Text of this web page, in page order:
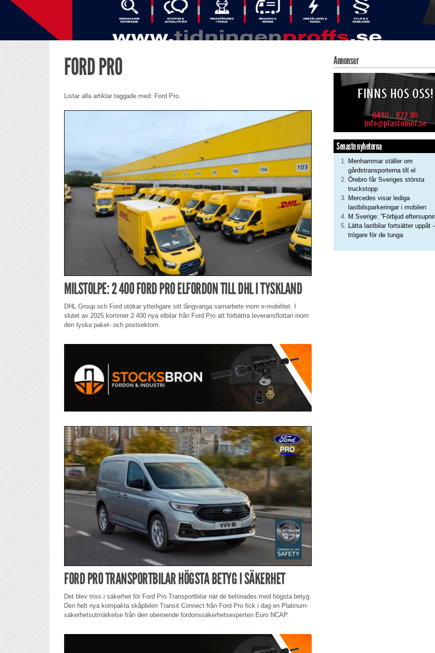
FORD PRO
Listar alla artiklar taggade med: Ford Pro
MILSTOLPE: 2 400 FORD PRO ELFORDON TILL DHL I TYSKLAND
DHL Group och Ford utökar ytterligare sitt långvariga samarbete inom e-mobilitet. I
slutet av 2025 kommer 2 400 nya elbilar från Ford Pro att förbättra leveransflottan inom
den tyska paket- och postsektorn.
FORD PRO TRANSPORTBILAR HÖGSTA BETYG I SÄKERHET
Det blev triss i säkerhet för Ford Pro Transportbilar när de belönades med högsta betyg.
Den helt nya kompakta skåpbilen Transit Connect från Ford Pro fick i dag en Platinum-
säkerhetsutmärkelse från den oberoende fordonssäkerhetsexperten Euro NCAP.
Annonser
Senaste nyheterna
Menhammar ställer om
gårdstransporterna till el
Örebro får Sveriges största
truckstopp
Mercedes visar lediga
lastbilsparkeringar i mobilen
M Sverige: ”Förbjud
Lätta lastbilar fortsätter uppåt
trögare för de tunga